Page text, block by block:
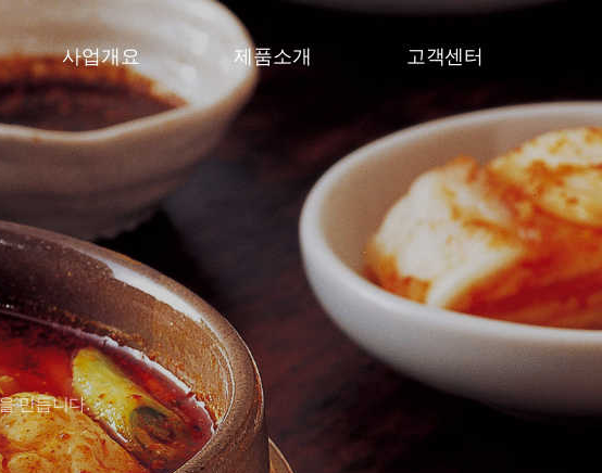
사업개요 제품소개 고객센터
만듭니다.